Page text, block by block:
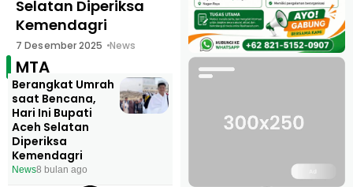
Selatan Diperiksa
Kemendagri
7 Desember 2025 News
MTA
Berangkat Umrah
saat Bencana,
Hari Ini Bupati
Aceh Selatan
Diperiksa
Kemendagri
News8 bulan ago